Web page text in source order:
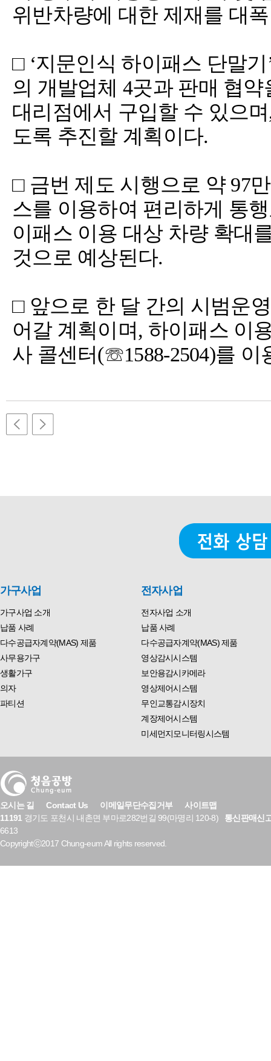
위반차량에 대한 제재를 대
□ ‘지문인식 하이패스 단말
의 개발업체 4곳과 판매 협
대리점에서 구입할 수 있으
도록 추진할 계획이다.
□ 금번 제도 시행으로 약 97
스를 이용하여 편리하게 통
이패스 이용 대상 차량 확대
것으로 예상된다.
□ 앞으로 한 달 간의 시범운
어갈 계획이며, 하이패스 이
사 콜센터(☏1588-2504)를 이
가구사업
가구사업 소개
납품 사례
다수공급자계약(MAS) 제품
사무용가구
생활가구
의자
파티션
전자사업
전자사업 소개
납품 사례
다수공급자계약(MAS) 제품
영상감시시스템
보안용감시카메라
영상제어시스템
무인교통감시장치
계장제어시스템
미세먼지모니터링시스템
오시는 길 Contact Us 이메일무단수집거부
사이트맵
11191 경기도 포천시 내촌면 부마로282번길 99(마명리 120-8)
통신판매신
6613
Copyrightⓒ2017 Chung-eum All rights reserved.